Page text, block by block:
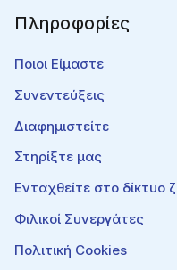
Πληροφορίες
Ποιοι Είμαστε
Συνεντεύξεις
Διαφημιστείτε
Στηρίξτε μας
Ενταχθείτε στο
Φιλικοί Συνεργάτες
Πολιτική Cookies